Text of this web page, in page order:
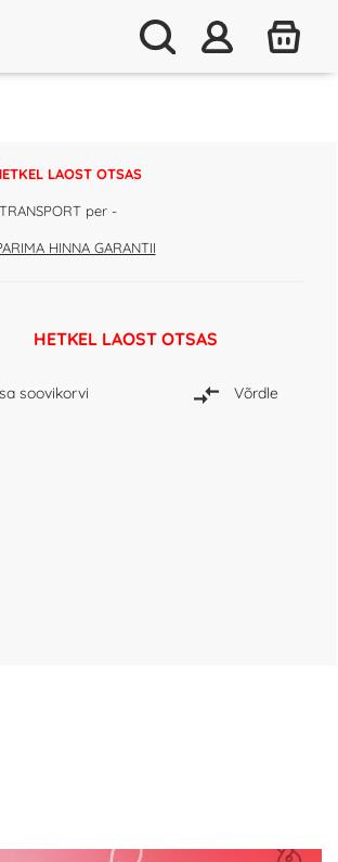
LAOST OTSAS
TRANSPORT per -
HINNA GARANTII
HETKEL LAOST OTSAS
soovikorvi Võrdle